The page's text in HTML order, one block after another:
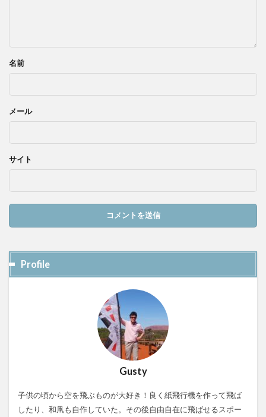
名前
メール
サイト
Profile
Gusty
子供の頃から空を飛ぶものが大好き！良く紙飛行機を作って飛ば
したり、和凧も自作していた。その後自由自在に飛ばせるスポー